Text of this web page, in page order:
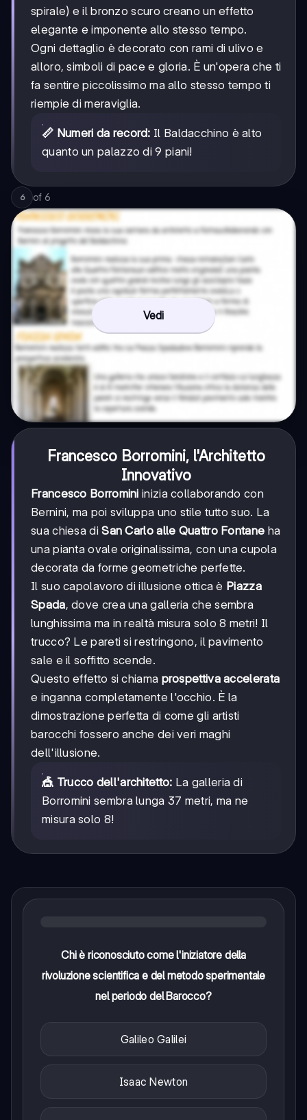
spirale) e il bronzo scuro creano un effetto
elegante e imponente allo stesso tempo.
Ogni dettaglio è decorato con rami di ulivo e
alloro, simboli di pace e gloria. È un'opera che ti
fa sentire piccolissimo ma allo stesso tempo ti
riempie di meraviglia.
📏 Numeri da record: Il Baldacchino è alto
quanto un palazzo di 9 piani!
6 of 6
Vedi
Francesco Borromini, l'Architetto
Innovativo
Francesco Borromini inizia collaborando con
Bernini, ma poi sviluppa uno stile tutto suo. La
sua chiesa diSan Carlo alle Quattro Fontane ha
una pianta ovale originalissima, con una cupola
decorata da forme geometriche perfette.
Il suo capolavoro di illusione ottica è Piazza
Spada, dove crea una galleria che sembra
lunghissima ma in realtà misura solo 8 metri! Il
trucco? Le pareti si restringono, il pavimento
sale e il soffitto scende.
Questo effetto si chiama prospettiva accelerata
e inganna completamente l'occhio. È la
dimostrazione perfetta di come gli artisti
barocchi fossero anche dei veri maghi
dell'illusione.
🎪 Trucco dell'architetto: La galleria di
Borromini sembra lunga 37 metri, ma ne
misura solo 8!
Chi è riconosciuto come l'iniziatore della
rivoluzione scientifica e del metodo sperimentale
nel periodo del Barocco?
Galileo Galilei
Isaac Newton